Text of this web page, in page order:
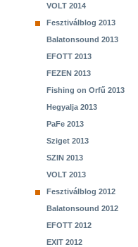
VOLT 2014
Fesztiválblog 2013
Balatonsound 2013
EFOTT 2013
FEZEN 2013
Fishing on Orfű 2013
Hegyalja 2013
PaFe 2013
Sziget 2013
SZIN 2013
VOLT 2013
Fesztiválblog 2012
Balatonsound 2012
EFOTT 2012
EXIT 2012